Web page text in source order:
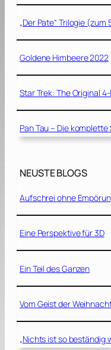
„Der Pate“ Trilogie (zum
Goldene Himbeere 2022
Star Trek: The Original
Pan Tau – Die komplette
NEUSTE BLOGS
Aufschrei ohne
Eine Perspektive für 3D
Ein Teil des Ganzen
Vom Geist der
„Nichts ist so beständig